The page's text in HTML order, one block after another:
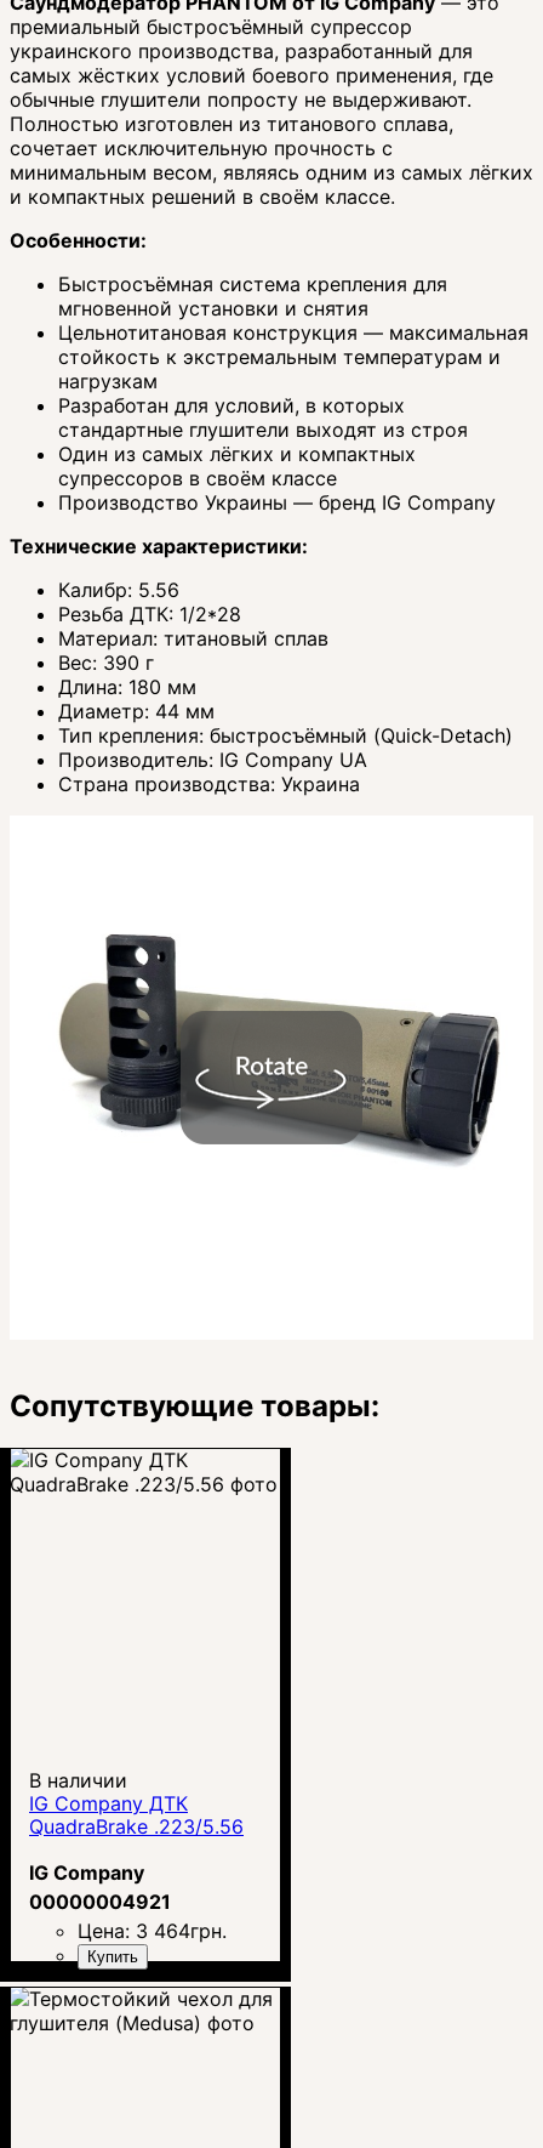
премиальный быстросъёмный супрессор
украинского производства, разработанный для
самых жёстких условий боевого применения, где
обычные глушители попросту не выдерживают.
Полностью изготовлен из титанового сплава,
сочетает исключительную прочность с
минимальным весом, являясь одним из самых лёгких
и компактных решений в своём классе.
Особенности:
Быстросъёмная система крепления для
мгновенной установки и снятия
Цельнотитановая конструкция — максимальная
стойкость к экстремальным температурам и
нагрузкам
Разработан для условий, в которых
стандартные глушители выходят из строя
Один из самых лёгких и компактных
супрессоров в своём классе
Производство Украины — бренд IG Company
Технические характеристики:
Калибр: 5.56
Резьба ДТК: 1/2*28
Материал: титановый сплав
Вес: 390 г
Длина: 180 мм
Диаметр: 44 мм
Тип крепления: быстросъёмный (Quick-Detach)
Производитель: IG Company UA
Страна производства: Украина
Сопутствующие товары:
В наличии
IG Company ДТК
QuadraBrake .223/5.56
IG Company
00000004921
Цена: 3 464грн.
Купить